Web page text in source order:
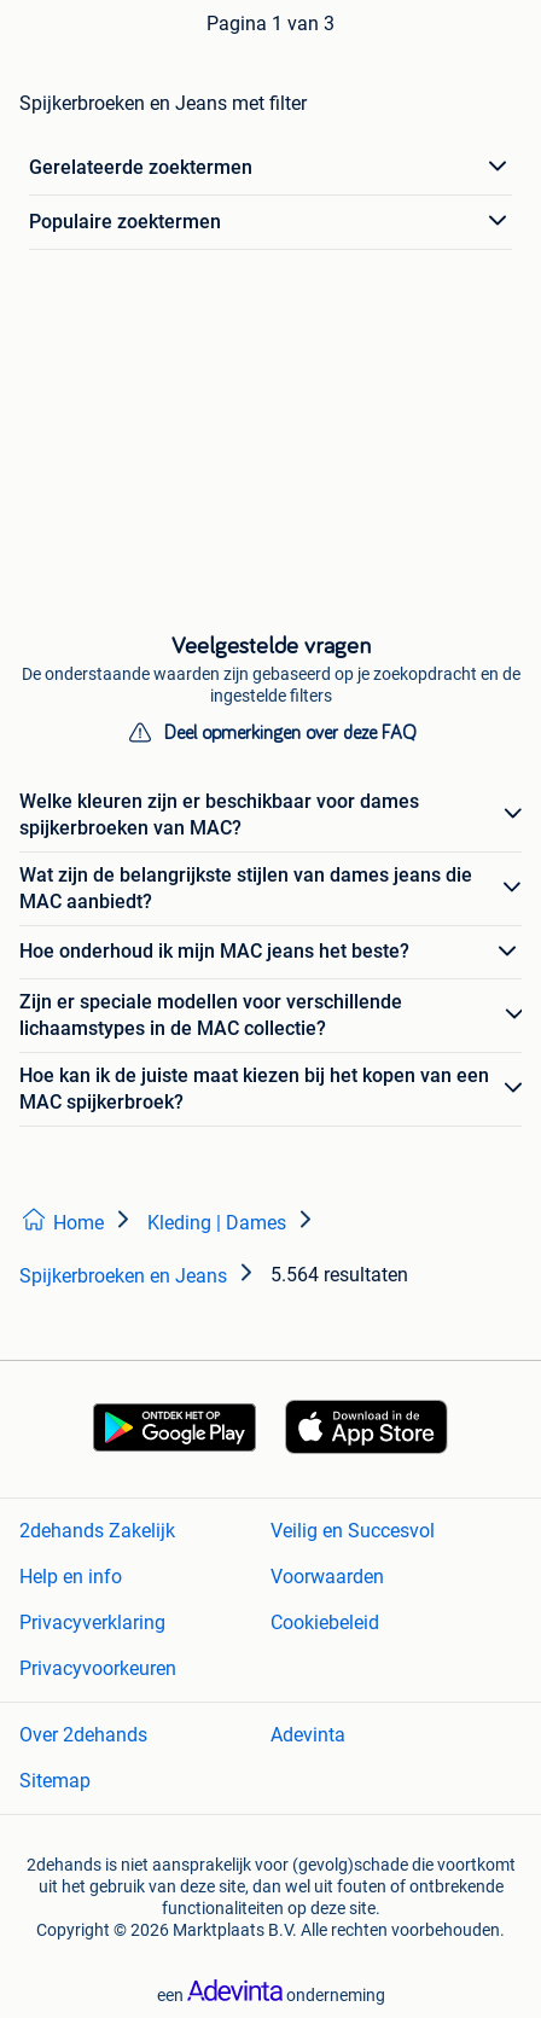
Pagina 1 van 3
Spijkerbroeken en Jeans met filter
Gerelateerde zoektermen
Populaire zoektermen
Veelgestelde vragen
De onderstaande waarden zijn gebaseerd op je zoekopdracht en de
ingestelde filters
Deel opmerkingen over deze FAQ
Welke kleuren zijn er beschikbaar voor dames
spijkerbroeken van MAC?
Wat zijn de belangrijkste stijlen van dames jeans die
MAC aanbiedt?
Hoe onderhoud ik mijn MAC jeans het beste?
Zijn er speciale modellen voor verschillende
lichaamstypes in de MAC collectie?
Hoe kan ik de juiste maat kiezen bij het kopen van een
MAC spijkerbroek?
Home Kleding | Dames
Spijkerbroeken en Jeans 5.564 resultaten
2dehands Zakelijk
Veilig en Succesvol
Help en info
Voorwaarden
Privacyverklaring
Cookiebeleid
Privacyvoorkeuren
Over 2dehands
Adevinta
Sitemap
2dehands is niet aansprakelijk voor (gevolg)schade die voortkomt
uit het gebruik van deze site, dan wel uit fouten of ontbrekende
functionaliteiten op deze site.
Copyright © 2026 Marktplaats B.V. Alle rechten voorbehouden.
een onderneming